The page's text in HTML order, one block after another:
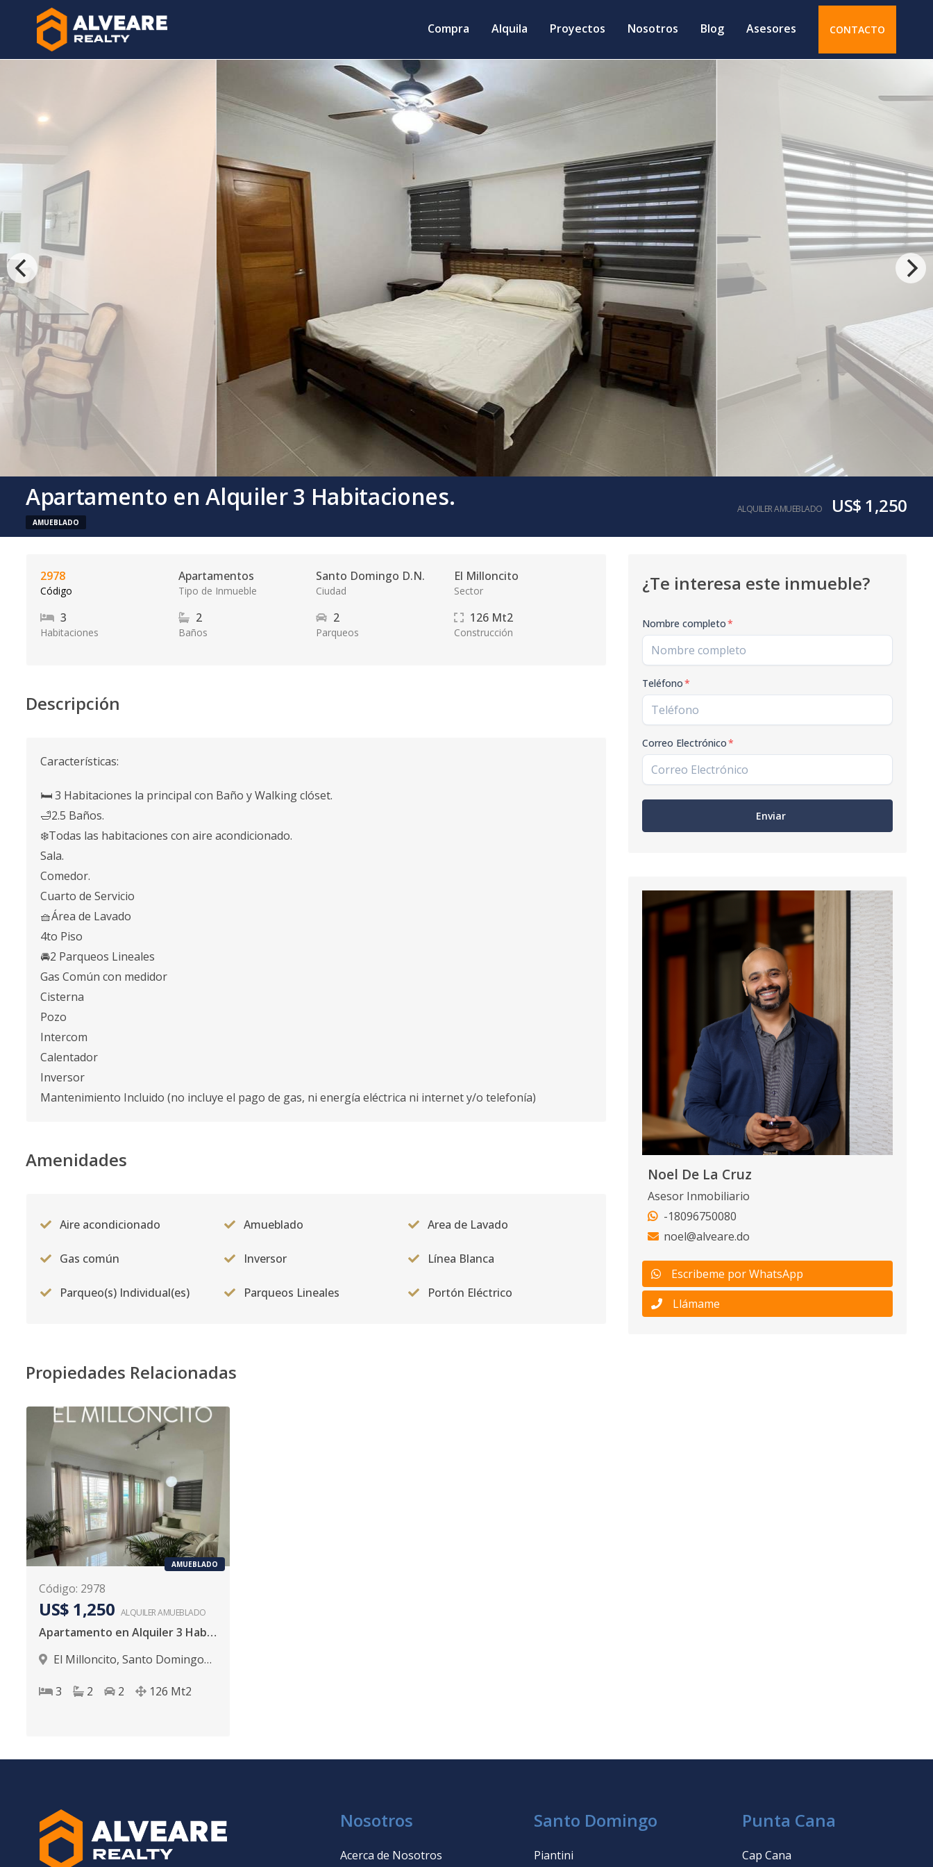
Compra Alquila Proyectos Nosotros Blog Asesores CONTACTO
Apartamento en Alquiler 3 Habitaciones.
AMUEBLADO
ALQUILER AMUEBLADO US$ 1,250
2978
Código
Apartamentos
Tipo de Inmueble
Santo Domingo D.N.
Ciudad
El Milloncito
Sector
3
Habitaciones
2
Baños
2
Parqueos
126 Mt2
Construcción
Descripción
Características:
🛏️ 3 Habitaciones la principal con Baño y Walking clóset.
🛁2.5 Baños.
❄️Todas las habitaciones con aire acondicionado.
Sala.
Comedor.
Cuarto de Servicio
🧺Área de Lavado
4to Piso
🚘2 Parqueos Lineales
Gas Común con medidor
Cisterna
Pozo
Intercom
Calentador
Inversor
Mantenimiento Incluido (no incluye el pago de gas, ni energía eléctrica ni internet y/o telefonía)
Amenidades
Aire acondicionado Amueblado Area de Lavado
Gas común Inversor Línea Blanca
Parqueo(s) Individual(es) Parqueos Lineales Portón Eléctrico
¿Te interesa este inmueble?
Nombre completo*
Teléfono*
Correo Electrónico*
Enviar
Noel De La Cruz
Asesor Inmobiliario
-18096750080
noel@alveare.do
Escribeme por WhatsApp
Llámame
Propiedades Relacionadas
AMUEBLADO
Código: 2978
US$ 1,250 ALQUILERAMUEBLADO
Apartamento en Alquiler 3 Habitaciones.
El Milloncito, Santo Domingo
3
2 2 126 Mt2
Nosotros
Acerca de Nosotros
Santo Domingo
Piantini
Punta Cana
Cap Cana